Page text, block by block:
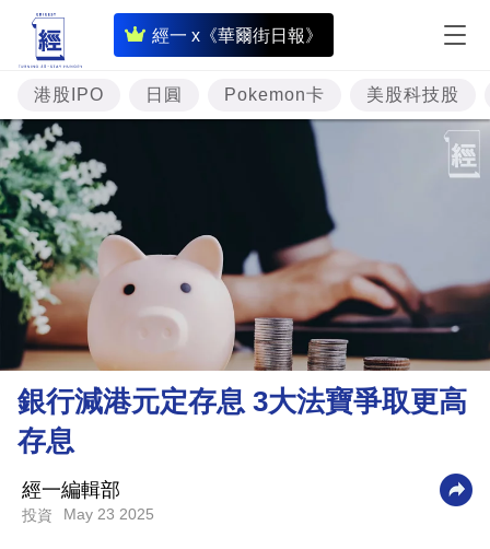
經一 x《華爾街日報》
即
時
財
經
資
理
財
科
港股IPO 日圓 Pokemon卡 美股科技股
銀行減港元定存息 3大法寶爭取更高
存息
經一編輯部
投資 May 23 2025